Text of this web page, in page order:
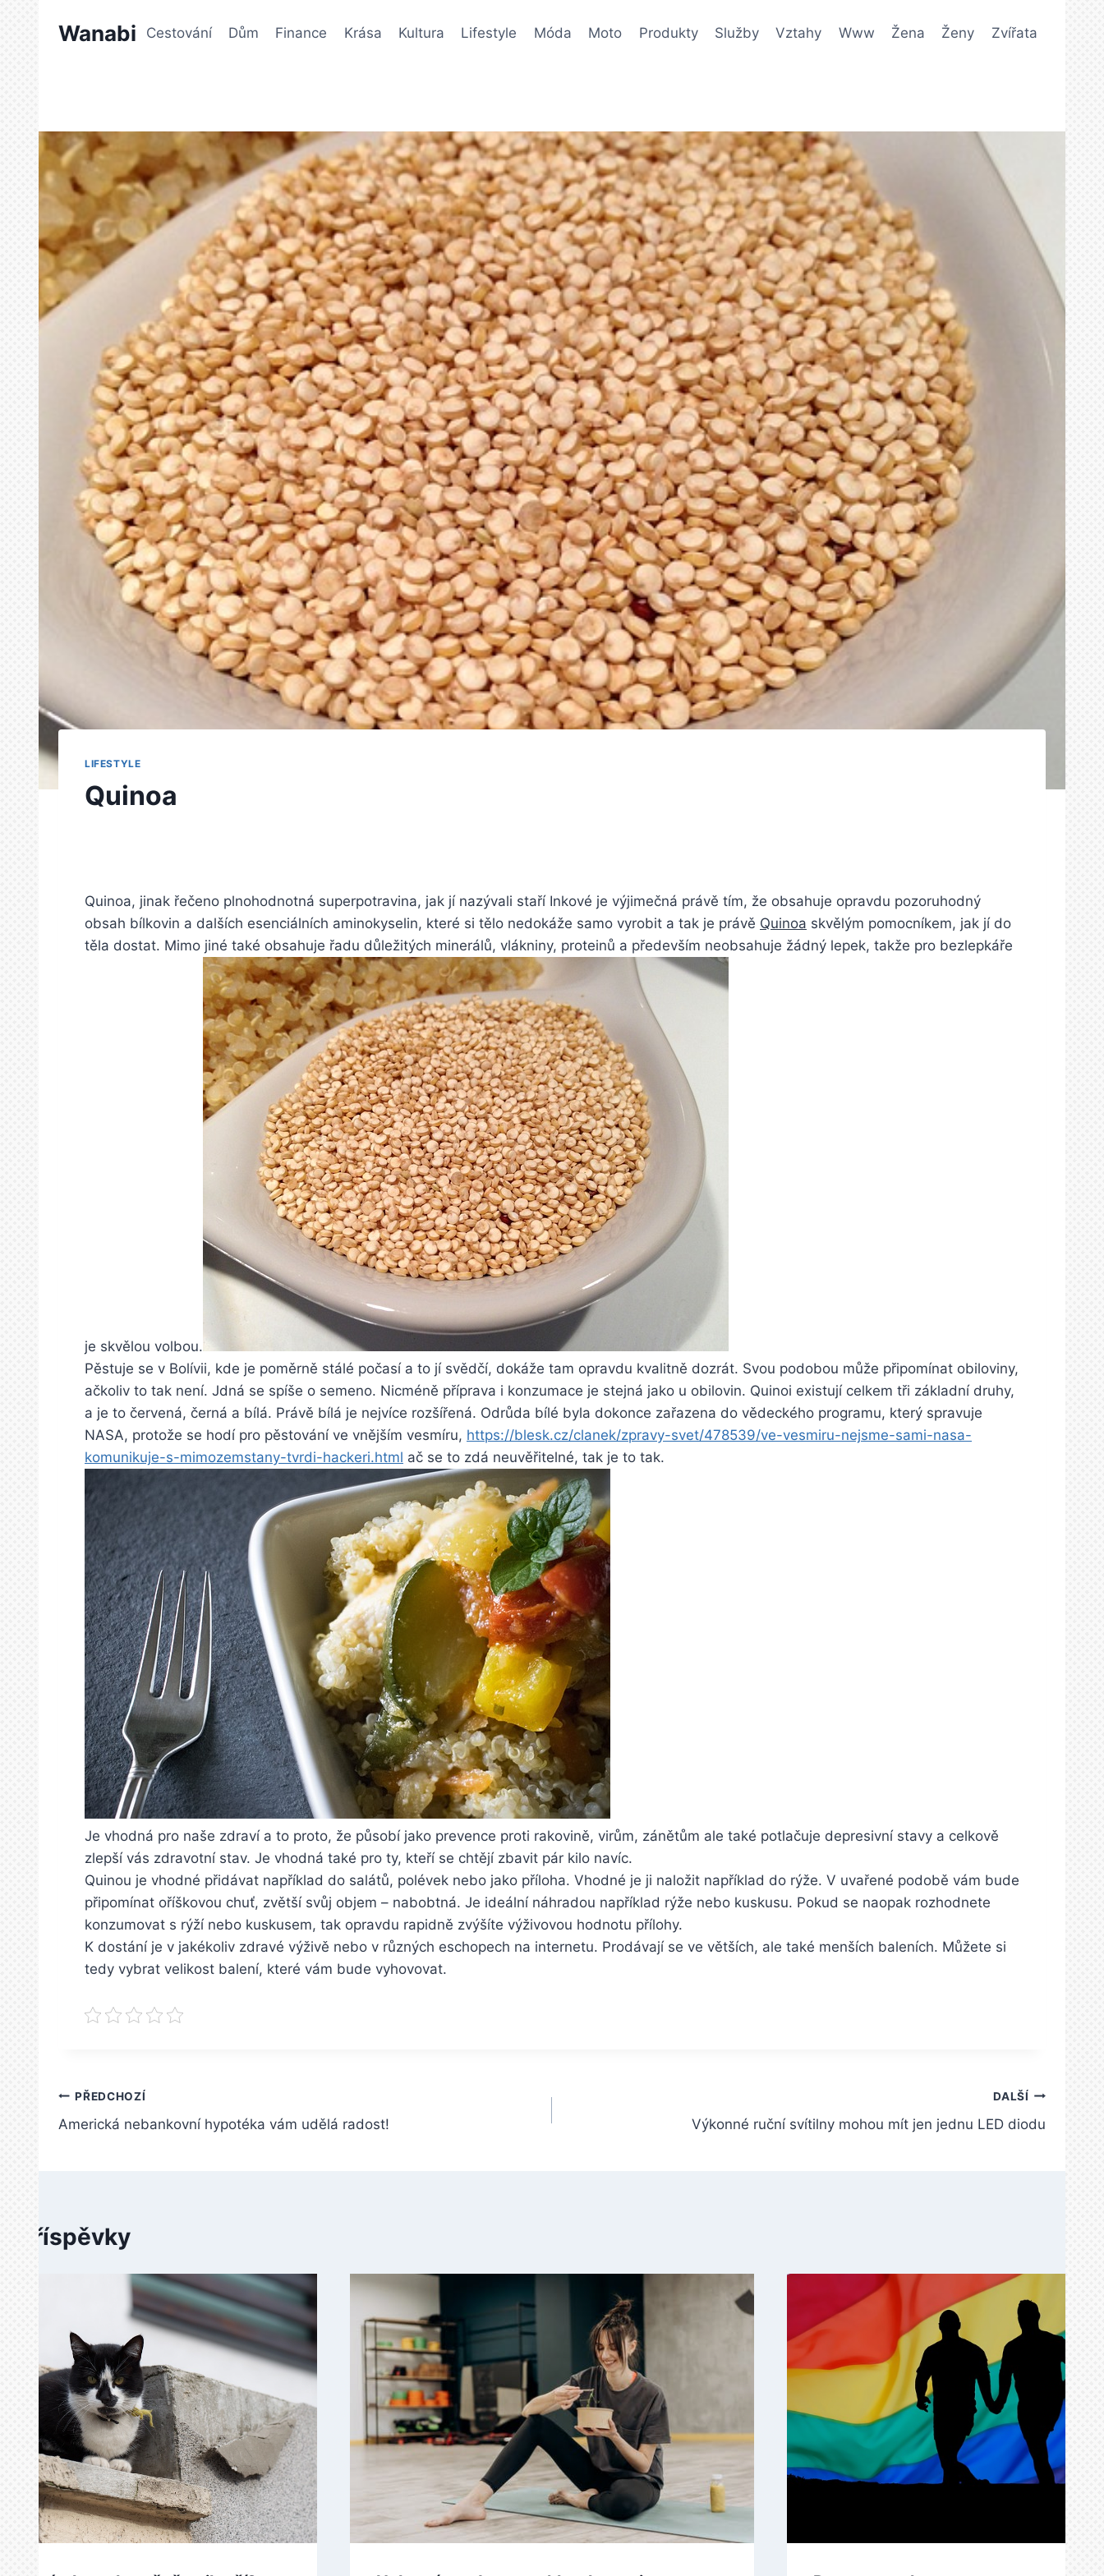
Wanabi Cestování Dům Finance Krása Kultura Lifestyle Móda Moto Produkty Služby Vztahy Www Žena Ženy Zvířata
LIFESTYLE
Quinoa
Quinoa, jinak řečeno plnohodnotná superpotravina, jak jí nazývali staří Inkové je výjimečná právě tím, že obsahuje opravdu pozoruhodný
obsah bílkovin a dalších esenciálních aminokyselin, které si tělo nedokáže samo vyrobit a tak je právě Quinoa skvělým pomocníkem, jak jí do
těla dostat. Mimo jiné také obsahuje řadu důležitých minerálů, vlákniny, proteinů a především neobsahuje žádný lepek, takže pro bezlepkáře
je skvělou volbou.
Pěstuje se v Bolívii, kde je poměrně stálé počasí a to jí svědčí, dokáže tam opravdu kvalitně dozrát. Svou podobou může připomínat obiloviny,
ačkoliv to tak není. Jdná se spíše o semeno. Nicméně příprava i konzumace je stejná jako u obilovin. Quinoi existují celkem tři základní druhy,
a je to červená, černá a bílá. Právě bílá je nejvíce rozšířená. Odrůda bílé byla dokonce zařazena do vědeckého programu, který spravuje
NASA, protože se hodí pro pěstování ve vnějším vesmíru, https://blesk.cz/clanek/zpravy-svet/478539/ve-vesmiru-nejsme-sami-nasa-
komunikuje-s-mimozemstany-tvrdi-hackeri.html ač se to zdá neuvěřitelné, tak je to tak.
Je vhodná pro naše zdraví a to proto, že působí jako prevence proti rakovině, virům, zánětům ale také potlačuje depresivní stavy a celkově
zlepší vás zdravotní stav. Je vhodná také pro ty, kteří se chtějí zbavit pár kilo navíc.
Quinou je vhodné přidávat například do salátů, polévek nebo jako příloha. Vhodné je ji naložit například do rýže. V uvařené podobě vám bude
připomínat oříškovou chuť, zvětší svůj objem – nabobtná. Je ideální náhradou například rýže nebo kuskusu. Pokud se naopak rozhodnete
konzumovat s rýží nebo kuskusem, tak opravdu rapidně zvýšíte výživovou hodnotu přílohy.
K dostání je v jakékoliv zdravé výživě nebo v různých eschopech na internetu. Prodávají se ve větších, ale také menších baleních. Můžete si
tedy vybrat velikost balení, které vám bude vyhovovat.
Navigace
pro
PŘEDCHOZÍ
Americká nebankovní hypotéka vám udělá radost!
DALŠÍ
Výkonné ruční svítilny mohou mít jen jednu LED diodu
příspěvky